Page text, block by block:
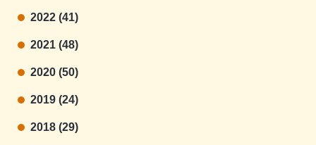
2022 (41)
2021 (48)
2020 (50)
2019 (24)
2018 (29)